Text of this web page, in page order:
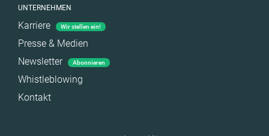
UNTERNEHMEN
Karriere Wir stellen ein!
Presse & Medien
Newsletter
Abonnieren
Whistleblowing
Kontakt